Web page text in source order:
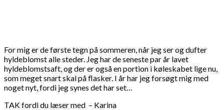
For mig er de første tegn på sommeren, når jeg ser og dufter
hyldeblomst alle steder. Jeg har de seneste par år lavet
hyldeblomstsaft, og der er også en portion i køleskabet lige nu,
som meget snart skal på flasker. I år har jeg forsøgt mig med
noget nyt, fordi jeg synes det har set…
TAK fordi du læser med – Karina